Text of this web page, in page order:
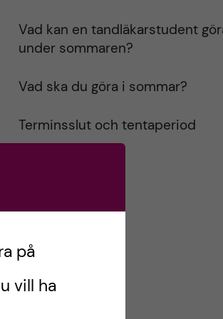
Vad kan en tandläkarstudent
under sommaren?
Vad ska du göra i sommar?
Terminsslut och tentaperiod
på
vill ha